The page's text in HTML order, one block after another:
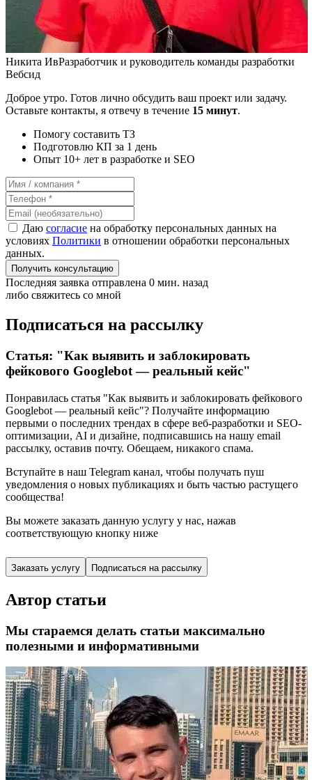
Никита ИвРазработчик и руководитель команды разработки
Вебсид
Доброе утро. Готов лично обсудить ваш проект или задачу.
Оставьте контакты, я отвечу в течение 15 минут.
Помогу составить ТЗ
Подготовлю КП за 1 день
Опыт 10+ лет в разработке и SEO
Даю согласие на обработку персональных данных на
условиях Политики в отношении обработки персональных
данных.
Получить консультацию
Последняя заявка отправлена 0 мин. назад
либо свяжитесь со мной
Подписаться на рассылку
Статья: "Как выявить и заблокировать
фейкового Googlebot — реальный кейс"
Понравилась статья "Как выявить и заблокировать фейкового
Googlebot — реальный кейс"? Получайте информацию
первыми о последних трендах в сфере веб-разработки и SEO-
оптимизации, AI и дизайне, подписавшись на нашу email
рассылку, оставив почту. Обещаем, никакого спама.
Вступайте в наш Telegram канал, чтобы получать пуш
уведомления о новых публикациях и быть частью растущего
сообщества!
Вы можете заказать данную услугу у нас, нажав
соответствующую кнопку ниже
Заказать услугу Подписаться на рассылку
Автор статьи
Мы стараемся делать статьи максимально
полезными и информативными